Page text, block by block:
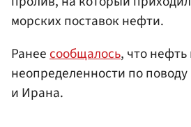
морских поставок нефти.
Ранеесообщалось, что
неопределенности по
и Ирана.